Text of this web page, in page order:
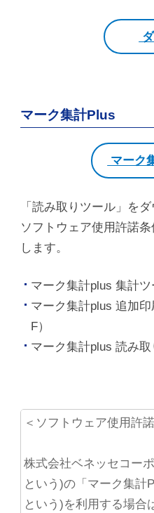
マーク集計Plus
マーク
「読み取りツール」を
ソフトウェア使用許諾
します。
マーク集計plus 集計ツ
マーク集計plus 追加
F）
マーク集計plus 読み